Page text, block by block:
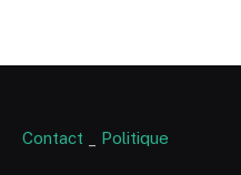
Contact Politique